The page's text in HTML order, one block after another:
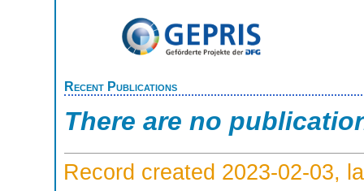
Recent Publications
There are no
Record created 2023-02-03,